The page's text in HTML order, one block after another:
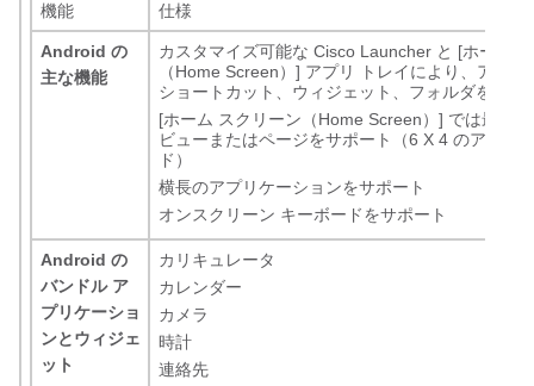
機能 仕様
Android の
主な機能
カスタマイズ可能な Cisco Launcher と [ホーム
（Home Screen）] アプリ トレイにより、アプリ
ショートカット、ウィジェット、フォルダを自由
[ホーム スクリーン（Home Screen）] では最大 5
ビューまたはページをサポート（6 X 4 のアイコ
ド）
横長のアプリケーションをサポート
オンスクリーン キーボードをサポート
Android の
バンドル ア
プリケーショ
ンとウィジェ
ット
カリキュレータ
カレンダー
カメラ
時計
連絡先